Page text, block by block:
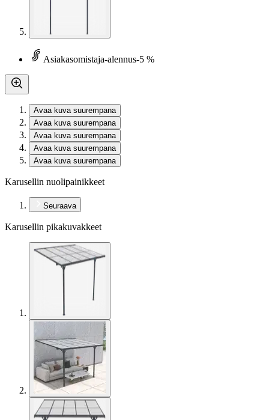
Asiakasomistaja-alennus-5 %
Avaa kuva suurempana
Avaa kuva suurempana
Avaa kuva suurempana
Avaa kuva suurempana
Avaa kuva suurempana
Karusellin nuolipainikkeet
Seuraava
Karusellin pikakuvakkeet